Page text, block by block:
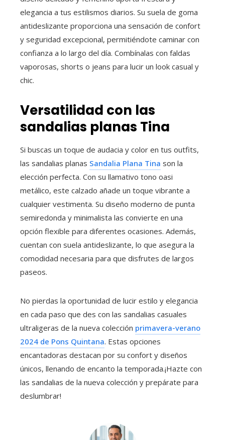
elegancia a tus estilismos diarios. Su suela de goma
antideslizante proporciona una sensación de confort
y seguridad excepcional, permitiéndote caminar con
confianza a lo largo del día. Combínalas con faldas
vaporosas, shorts o jeans para lucir un look casual y
chic.
Versatilidad con las
sandalias planas Tina
Si buscas un toque de audacia y color en tus outfits,
las sandalias planas Sandalia Plana Tina son la
elección perfecta. Con su llamativo tono oasi
metálico, este calzado añade un toque vibrante a
cualquier vestimenta. Su diseño moderno de punta
semiredonda y minimalista las convierte en una
opción flexible para diferentes ocasiones. Además,
cuentan con suela antideslizante, lo que asegura la
comodidad necesaria para que disfrutes de largos
paseos.
No pierdas la oportunidad de lucir estilo y elegancia
en cada paso que des con las sandalias casuales
ultraligeras de la nueva colección primavera-verano
2024 de Pons Quintana. Estas opciones
encantadoras destacan por su confort y diseños
únicos, llenando de encanto la temporada.¡Hazte con
las sandalias de la nueva colección y prepárate para
deslumbrar!